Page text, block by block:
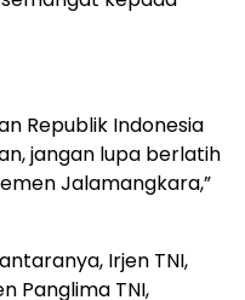
Republik Indonesia
jangan lupa berlatih
Jalamangkara,”
Irjen TNI,
Panglima TNI,